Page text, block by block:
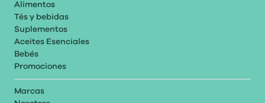
Alimentos
Tés y bebidas
Suplementos
Aceites Esenciales
Bebés
Promociones
Marcas